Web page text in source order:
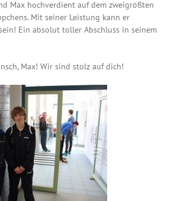
Max hochverdient auf dem zweigrößten
Mit seiner Leistung kann er
Ein absolut toller Abschluss in seinem
Max! Wir sind stolz auf dich!